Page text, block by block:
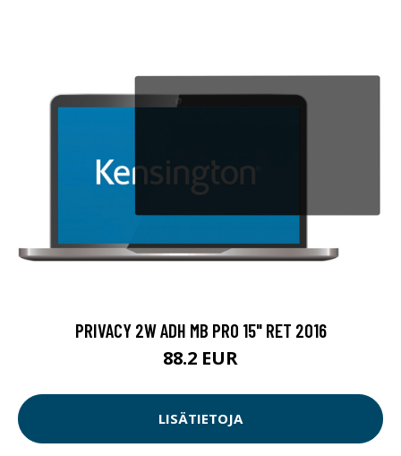
PRIVACY 2W ADH MB PRO 15" RET 2016
88.2 EUR
LISÄTIETOJA